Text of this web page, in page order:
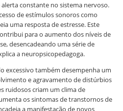
constante no sistema nervoso.
de estímulos sonoros como
uma resposta de estresse. Este
para o aumento dos níveis de
desencadeando uma série de
a neuropsicopedagoga.
excessivo também desempenha um
e agravamento de distúrbios
ruidosos criam um clima de
os sintomas de transtornos de
a manifestação de novos